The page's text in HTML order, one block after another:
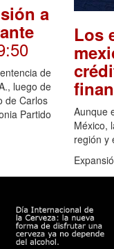
a
de
luego de
de Carlos
Partido
Los
Aunque
México,
región y